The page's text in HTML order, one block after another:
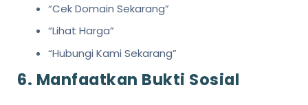
“Cek Domain Sekarang”
“Lihat Harga”
“Hubungi Kami Sekarang”
6. Manfaatkan Bukti Sosial